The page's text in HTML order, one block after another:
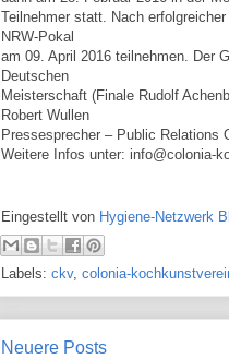
Teilnehmer statt. Nach
NRW-Pokal
am 09. April 2016 teilnehmen. Der
Deutschen
Meisterschaft (Finale Rudolf
Robert Wullen
Pressesprecher – Public Relations
Weitere Infos unter: info@colonia-
Eingestellt von Hygiene-Netzwerk
Labels: ckv, colonia-
Neuere Posts